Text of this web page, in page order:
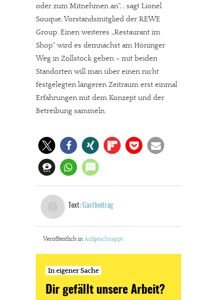
oder zum Mitnehmen an“, , sagt Lionel
Souque, Vorstandsmitglied der REWE
Group. Einen weiteres „Restaurant im
Shop“ wird es demnächst am Höninger
Weg in Zollstock geben – mit beiden
Standorten will man über einen nicht
festgelegten längeren Zeitraum erst einmal
Erfahrungen mit dem Konzept und der
Betreibung sammeln.
Text: Gastbeitrag
Veröffentlich inAufgeschnappt
In eigener Sache
Dir gefällt unsere Arbeit?